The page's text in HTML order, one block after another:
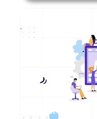
Jak wybrać